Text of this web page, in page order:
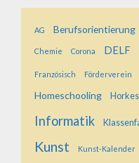
AG Berufsorientierung
Chemie Corona DELF
Französisch Förderverein
Homeschooling
Informatik
Kunst Kunst-Kalender